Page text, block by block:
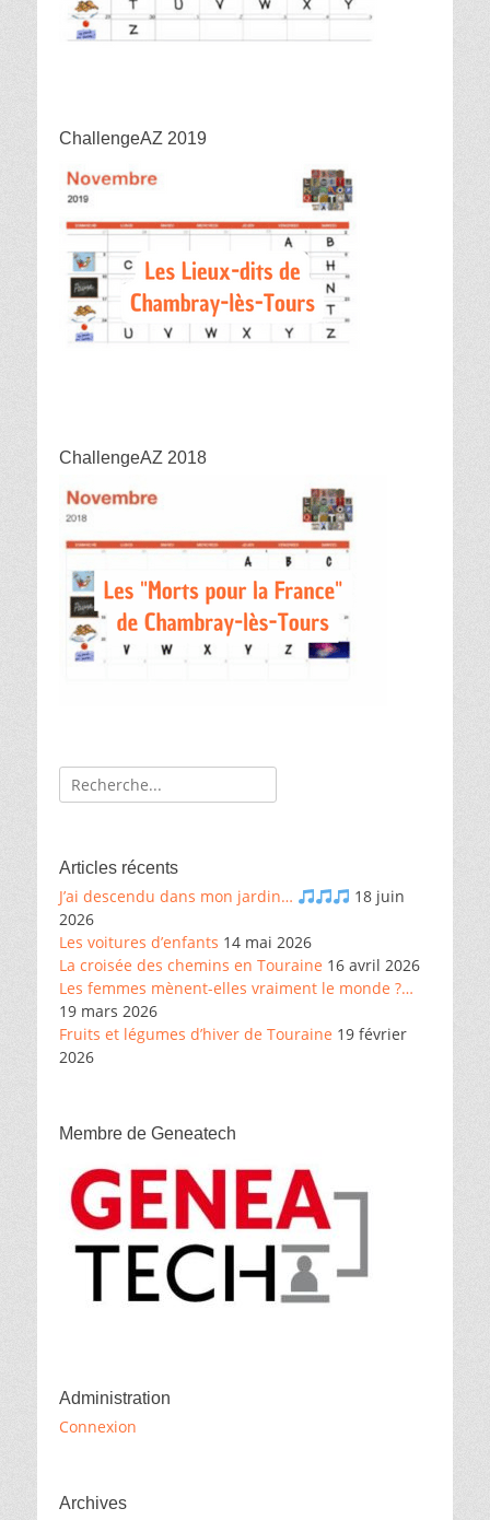
ChallengeAZ 2019
ChallengeAZ 2018
Recherche
de:
Articles récents
J’ai descendu dans mon jardin…
18 juin
2026
Les voitures d’enfants 14 mai 2026
La croisée des chemins en Touraine 16 avril 2026
Les femmes mènent-elles vraiment le monde ?…
19 mars 2026
Fruits et légumes d’hiver de Touraine 19 février
2026
Membre de Geneatech
Administration
Connexion
Archives